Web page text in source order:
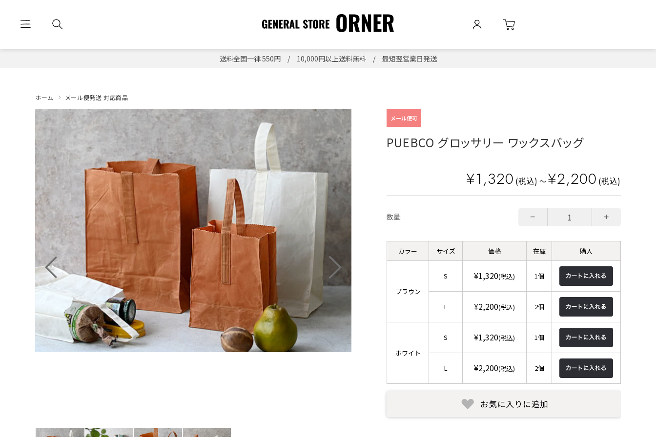
送料全国一律 550円 / 10,000円以上送料無料 / 最短翌営業日発送
ホーム メール便発送 対応商品
メール便可
PUEBCO グロッサリー ワックスバッグ
¥1,320 (税込) ～ ¥2,200 (税込)
数量: − +
カラー サイズ 価格 在庫 購入
ブラウン
S ¥1,320(税込) 1個
L ¥2,200(税込) 2個
ホワイト
S ¥1,320(税込) 1個
L ¥2,200(税込) 2個